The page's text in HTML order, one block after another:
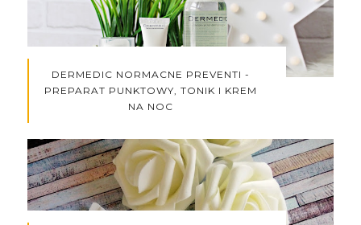
DERMEDIC NORMACNE PREVENTI -
PREPARAT PUNKTOWY, TONIK I KREM
NA NOC